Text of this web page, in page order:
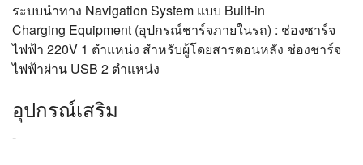
ระบบนำทาง Navigation System แบบ Built-in
Charging Equipment (อุปกรณ์ชาร์จภายในรถ) : ช่องชาร์จ
ไฟฟ้า 220V 1 ตำแหน่ง สำหรับผู้โดยสารตอนหลัง ช่องชาร์จ
ไฟฟ้าผ่าน USB 2 ตำแหน่ง
อุปกรณ์เสริม
-